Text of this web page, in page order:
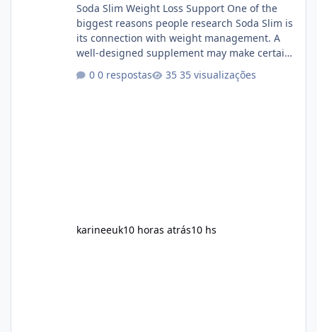
Soda Slim Weight Loss Support One of the
biggest reasons people research Soda Slim is
its connection with weight management. A
well-designed supplement may make certain
aspects of a healthy routine easier to
maintain, depending on its ingredients and
0 respostas 35 visualizações
karineeuk10 horas atrás10 hs